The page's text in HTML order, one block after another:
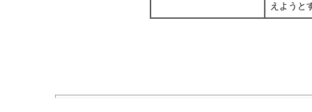
えようと